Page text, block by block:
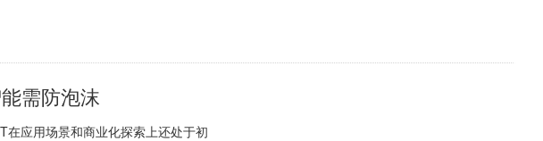
需防泡沫
应用场景和商业化探索上还处于初